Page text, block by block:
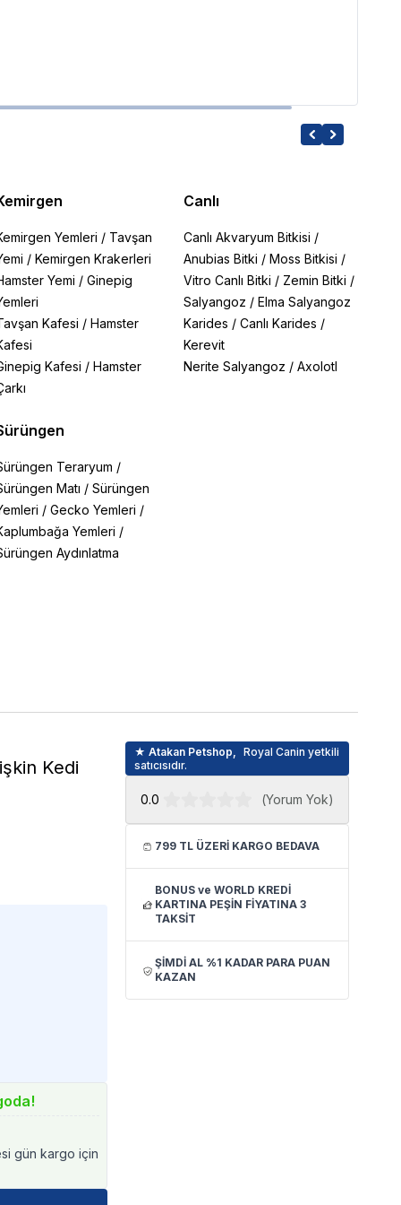
Yemleri / Tavşan
/ Kemirgen Krakerleri
Yemi / Ginepig
Kafesi / Hamster
Kafesi / Hamster
Teraryum /
Matı / Sürüngen
/ Gecko Yemleri /
Yemleri /
Aydınlatma
Canlı
Canlı Akvaryum Bitkisi /
Anubias Bitki /Moss Bitkisi /
Vitro Canlı Bitki / Zemin Bitki /
Salyangoz /Elma Salyangoz
Karides /Canlı Karides /
Kerevit
Nerite Salyangoz /Axolotl
Kedi
gün kargo için
★ Atakan Petshop,
Royal Canin yetkili
satıcısıdır.
0.0 (Yorum Yok)
799 TL ÜZERİ KARGO BEDAVA
BONUS ve WORLD KREDİ
KARTINA PEŞİN FİYATINA 3
TAKSİT
ŞİMDİ AL %1 KADAR PARA PUAN
KAZAN